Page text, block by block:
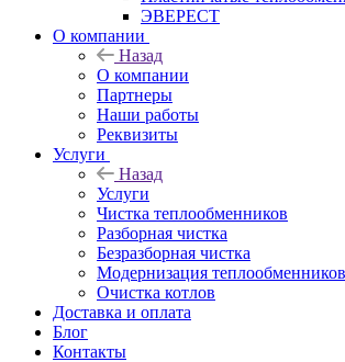
ЭВЕРЕСТ
О компании
Назад
О компании
Партнеры
Наши работы
Реквизиты
Услуги
Назад
Услуги
Чистка теплообменников
Разборная чистка
Безразборная чистка
Модернизация теплообменников
Очистка котлов
Доставка и оплата
Блог
Контакты